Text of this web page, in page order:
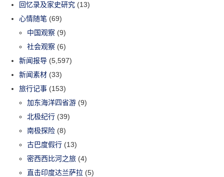
回忆录及家史研究 (13)
心情随笔 (69)
中国观察 (9)
社会观察 (6)
新闻报导 (5,597)
新闻素材 (33)
旅行记事 (153)
加东海洋四省游 (9)
北极纪行 (39)
南极探险 (8)
古巴度假行 (13)
密西西比河之旅 (4)
直击印度达兰萨拉 (5)